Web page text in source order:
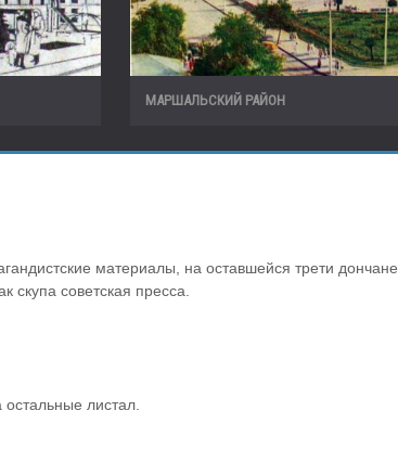
МАРШАЛЬСКИЙ РАЙОН
материалы, на оставшейся трети дончане
скупа советская пресса.
листал.